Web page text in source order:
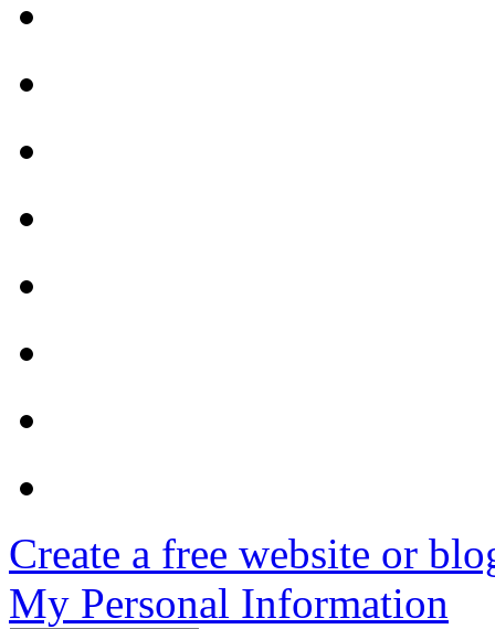
Create a free website or
My Personal Information